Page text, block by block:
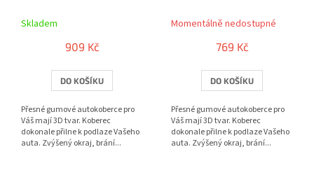
Skladem
909 Kč
DO KOŠÍKU
Přesné gumové autokoberce pro
Váš mají 3D tvar. Koberec
dokonale přilne k podlaze Vašeho
auta. Zvýšený okraj, brání...
Momentálně nedostupné
769 Kč
DO KOŠÍKU
Přesné gumové autokoberce pro
Váš mají 3D tvar. Koberec
dokonale přilne k podlaze Vašeho
auta. Zvýšený okraj, brání...